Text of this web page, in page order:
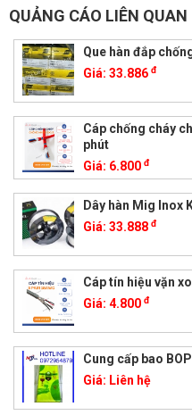
QUẢNG CÁO LIÊN QUAN
Que hàn đắp
Giá: 33.886 đ
Cáp chống cháy
phút
Giá: 6.800 đ
Dây hàn Mig Inox
Giá: 33.888 đ
Cáp tín hiệu vặn
Giá: 4.800 đ
Cung cấp bao
Giá: Liên hệ